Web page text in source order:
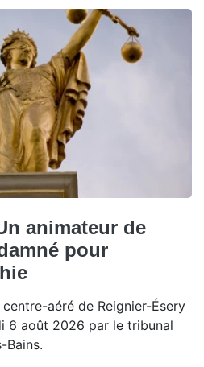
animateur de
pour
aéré de Reignier-Ésery
6 août 2026 par le tribunal
Bains.